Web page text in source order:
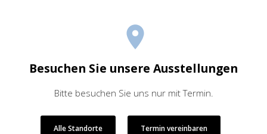
Besuchen Sie unsere Ausstellungen
Bitte besuchen Sie uns nur mit Termin.
Alle Standorte Termin vereinbaren